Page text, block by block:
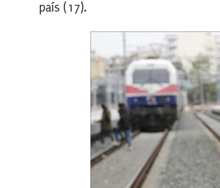
país (17).